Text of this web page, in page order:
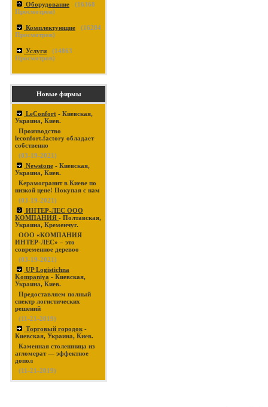
Оборудование (16368
Просмотров)
Комплектующие (16284
Просмотров)
Услуги (14863
Просмотров)
Новые фирмы
LeConfort - Киевская,
Украина, Киев.
Производство
leconfort.factory обладает
собственно
(03-19-2021)
Newstone - Киевская,
Украина, Киев.
Керамогранит в Киеве по
низкой цене! Покупая с нам
(03-19-2021)
ИНТЕР-ЛЕС ООО
КОМПАНИЯ - Полтавская,
Украина, Кременчуг.
ООО «КОМПАНИЯ
ИНТЕР-ЛЕС» – это
современное деревоо
(03-19-2021)
UP Logistichna
Kompaniya - Киевская,
Украина, Киев.
Предоставляем полный
спектр логистических
решений
(11-21-2019)
Торговый городок -
Киевская, Украина, Киев.
Каменная столешница из
агломерат — эффектное
допол
(11-21-2019)